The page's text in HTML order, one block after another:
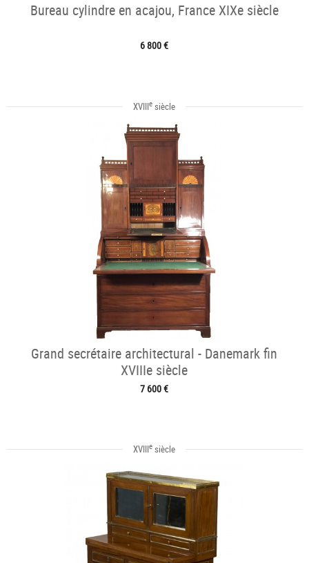
Bureau cylindre en acajou, France XIXe siècle
6 800 €
XVIIIe siècle
Grand secrétaire architectural - Danemark fin
XVIIIe siècle
7 600 €
XVIIIe siècle